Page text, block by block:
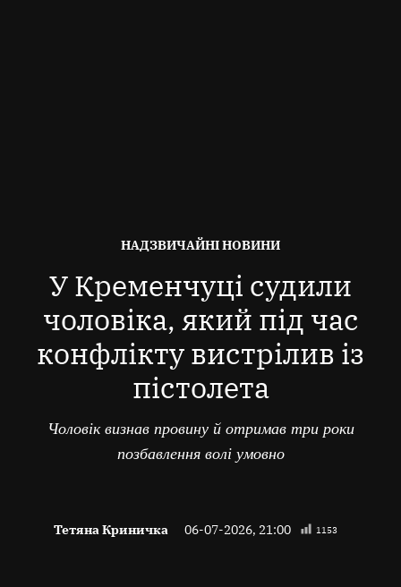
ОПУБЛІКОВАНО
НАДЗВИЧАЙНІ НОВИНИ
У Кременчуці судили
чоловіка, який під час
конфлікту вистрілив із
пістолета
Чоловік визнав провину й отримав три роки
позбавлення волі умовно
Тетяна Криничка 06-07-2026, 21:00 1153